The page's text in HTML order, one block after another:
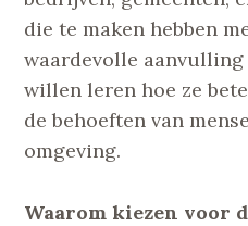
die te maken hebben
waardevolle
willen leren hoe ze
de behoeften van
omgeving.
Waarom kiezen voor